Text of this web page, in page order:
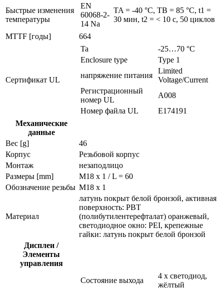
Быстрые изменения
температуры
EN
60068-2-
14 Na
TA = -40 °C, TB = 85 °C, t1 =
30 мин, t2 = < 10 с, 50 циклов
MTTF [годы]
664
Сертификат UL
Ta
-25…70 °C
Enclosure type
Type 1
напряжение питания
Limited
Voltage/Current
Регистрационный
номер UL
A008
Номер файла UL
E174191
Механические
данные
Вес [g]
46
Корпус
Резьбовой корпус
Монтаж
незаподлицо
Размеры [mm]
M18 x 1 / L = 60
Обозначение резьбы M18 x 1
Материал
латунь покрыт белой бронзой, активная
поверхность: PBT
(полибутилентерефталат) оранжевый,
светодиодное окно: PEI, крепежные
гайки: латунь покрыт белой бронзой
Дисплеи /
Элементы
управления
Состояние выхода
4 x светодиод,
жёлтый